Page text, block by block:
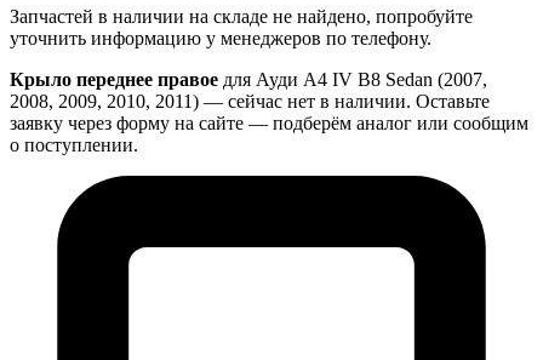
Запчастей в наличии на складе не найдено, попробуйте
уточнить информацию у менеджеров по телефону.
Крыло переднее правое для Ауди A4 IV B8 Sedan (2007,
2008, 2009, 2010, 2011) — сейчас нет в наличии. Оставьте
заявку через форму на сайте — подберём аналог или сообщим
о поступлении.